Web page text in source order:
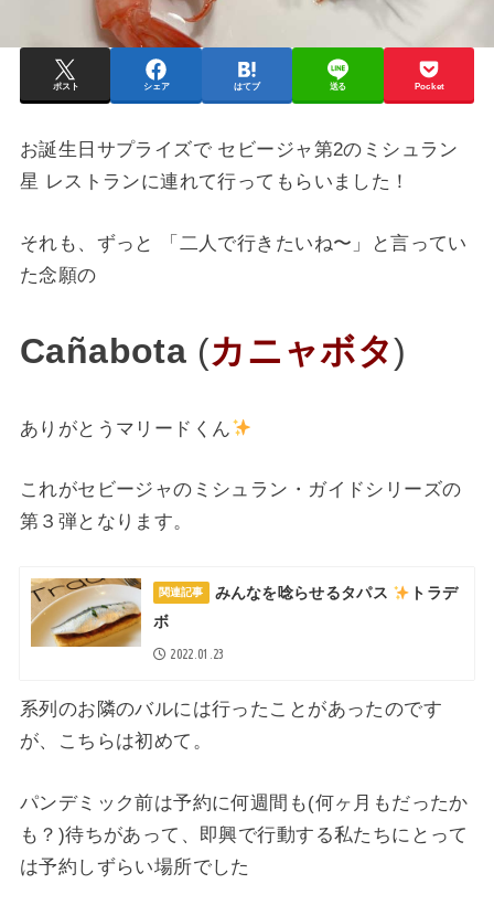
ポスト シェア はてブ 送る Pocket
お誕生日サプライズで セビージャ第2のミシュラン
星 レストランに連れて行ってもらいました！
それも、ずっと 「二人で行きたいね〜」と言ってい
た念願の
Cañabota (カニャボタ)
ありがとうマリードくん
これがセビージャのミシュラン・ガイドシリーズの
第３弾となります。
関連記事 みんなを唸らせるタパス
トラデ
ボ
2022.01.23
系列のお隣のバルには行ったことがあったのです
が、
こちらは初めて。
パンデミック前は予約に何週間も(何ヶ月もだったか
も？)待ちがあって、 即興で行動する私たちにとって
は予約しずらい場所でした